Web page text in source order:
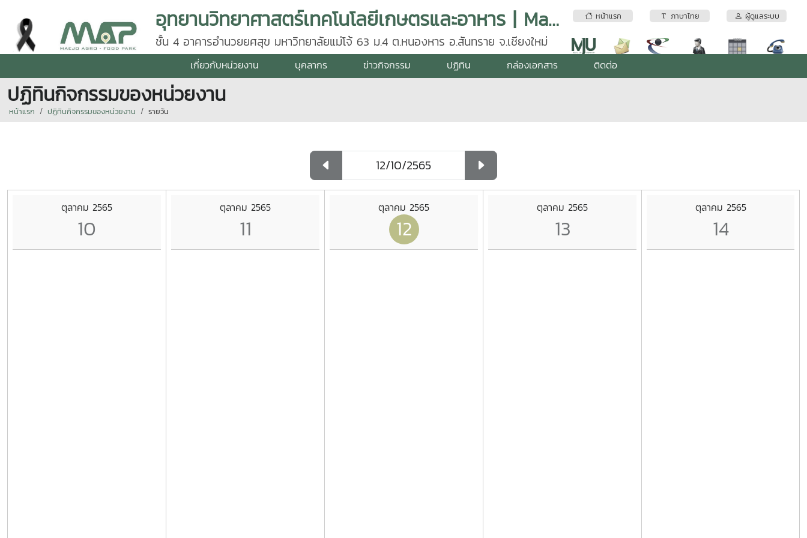
หน้าแรก ภาษาไทย ผู้ดูแลระบบ
อุทยานวิทยาศาสตร์เทคโนโลยีเกษตรและอาหาร | Maejo Agro Food Park (MAP)
ชั้น 4 อาคารอำนวยยศสุข มหาวิทยาลัยแม่โจ้ 63 ม.4 ต.หนองหาร อ.สันทราย จ.เชียงใหม่
50290 โทร 0 5387 5635, 081 883 2696
เกี่ยวกับหน่วยงาน บุคลากร ข่าวกิจกรรม ปฏิทิน กล่องเอกสาร ติดต่อ
ปฏิทินกิจกรรมของหน่วยงาน
หน้าแรก ปฏิทินกิจกรรมของหน่วยงาน รายวัน
ตุลาคม 2565
10
ตุลาคม 2565
11
ตุลาคม 2565
12
ตุลาคม 2565
13
ตุลาคม 2565
14